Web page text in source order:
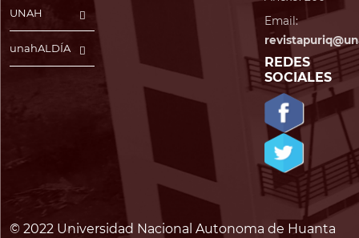
UNAH
unahALDÍA
Email:
REDES
SOCIALES
© 2022 Universidad Nacional Autonoma de Huanta